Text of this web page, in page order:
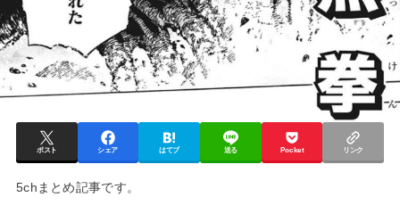
ポスト シェア はてブ 送る Pocket リンク
5chまとめ記事です。